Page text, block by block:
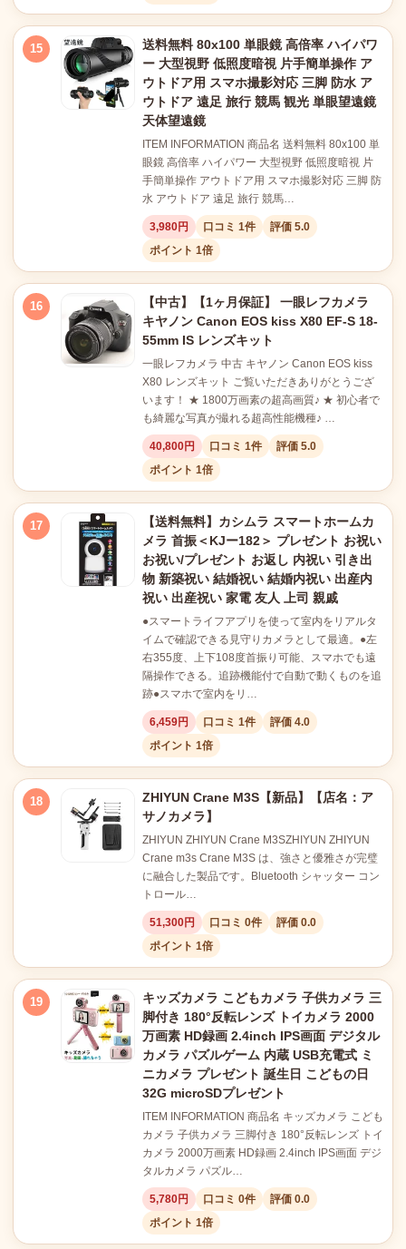
15
送料無料 80x100 単眼鏡 高倍率 ハイパワ
ー 大型視野 低照度暗視 片手簡単操作 ア
ウトドア用 スマホ撮影対応 三脚 防水 ア
ウトドア 遠足 旅行 競馬 観光 単眼望遠鏡
天体望遠鏡
ITEM INFORMATION 商品名 送料無料 80x100 単
眼鏡 高倍率 ハイパワー 大型視野 低照度暗視 片
手簡単操作 アウトドア用 スマホ撮影対応 三脚 防
水 アウトドア 遠足 旅行 競馬…
3,980円 口コミ 1件
評価 5.0
ポイント 1倍
16
【中古】【1ヶ月保証】 一眼レフカメラ
キヤノン Canon EOS kiss X80 EF-S 18-
55mm IS レンズキット
一眼レフカメラ 中古 キヤノン Canon EOS kiss
X80 レンズキット ご覧いただきありがとうござ
います！ ★ 1800万画素の超高画質♪ ★ 初心者で
も綺麗な写真が撮れる超高性能機種♪ …
40,800円 口コミ 1件
評価 5.0
ポイント 1倍
17
【送料無料】カシムラ スマートホームカ
メラ 首振＜KJー182＞ プレゼント お祝い
お祝い/プレゼント お返し 内祝い 引き出
物 新築祝い 結婚祝い 結婚内祝い 出産内
祝い 出産祝い 家電 友人 上司 親戚
●スマートライフアプリを使って室内をリアルタ
イムで確認できる見守りカメラとして最適。●左
右355度、上下108度首振り可能、スマホでも遠
隔操作できる。追跡機能付で自動で動くものを追
跡●スマホで室内をリ…
6,459円 口コミ 1件
評価 4.0
ポイント 1倍
18
ZHIYUN Crane M3S【新品】【店名：ア
サノカメラ】
ZHIYUN ZHIYUN Crane M3SZHIYUN ZHIYUN
Crane m3s Crane M3S は、強さと優雅さが完璧
に融合した製品です。Bluetooth シャッター コン
トロール…
51,300円 口コミ 0件
評価 0.0
ポイント 1倍
19
キッズカメラ こどもカメラ 子供カメラ 三
脚付き 180°反転レンズ トイカメラ 2000
万画素 HD録画 2.4inch IPS画面 デジタル
カメラ パズルゲーム 内蔵 USB充電式 ミ
ニカメラ プレゼント 誕生日 こどもの日
32G microSDプレゼント
ITEM INFORMATION 商品名 キッズカメラ こども
カメラ 子供カメラ 三脚付き 180°反転レンズ トイ
カメラ 2000万画素 HD録画 2.4inch IPS画面 デジ
タルカメラ パズル…
5,780円 口コミ 0件
評価 0.0
ポイント 1倍